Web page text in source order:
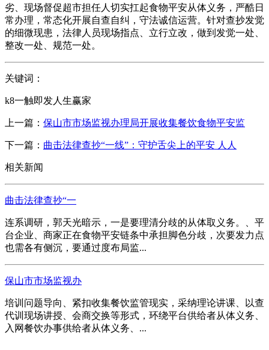
劣、现场督促超市担任人切实扛起食物平安从体义务，严酷日
常办理，常态化开展自查自纠，守法诚信运营。针对查抄发觉
的细微现患，法律人员现场指点、立行立改，做到发觉一处、
整改一处、规范一处。
关键词：
k8一触即发人生赢家
上一篇： 保山市市场监视办理局开展收集餐饮食物平安监
下一篇： 曲击法律查抄“一线”：守护舌尖上的平安 人人
相关新闻
曲击法律查抄“一
连系调研，郭天光暗示，一是要理清分歧的从体取义务。、平
台企业、商家正在食物平安链条中承担脚色分歧，次要发力点
也需各有侧沉，要通过度布局监...
保山市市场监视办
培训问题导向、紧扣收集餐饮监管现实，采纳理论讲课、以查
代训现场讲授、会商交换等形式，环绕平台供给者从体义务、
入网餐饮办事供给者从体义务、...